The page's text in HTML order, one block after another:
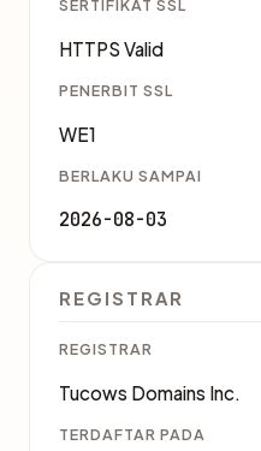
SERTIFIKAT SSL
HTTPS Valid
PENERBIT SSL
WE1
BERLAKU SAMPAI
2026-08-03
REGISTRAR
REGISTRAR
Tucows Domains Inc.
TERDAFTAR PADA